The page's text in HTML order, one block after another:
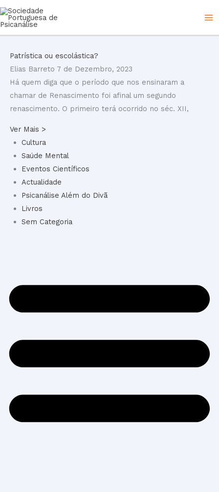
Skip
Patrística ou escolástica?
Elias Barreto 7 de Dezembro, 2023
Há quem diga que o período que nos ensinaram a
chamar de Renascimento foi afinal um segundo
renascimento. O primeiro terá ocorrido no séc. XII,
Ver Mais >
Cultura
Saúde Mental
Eventos Científicos
Actualidade
Psicanálise Além do Divã
Livros
Sem Categoria